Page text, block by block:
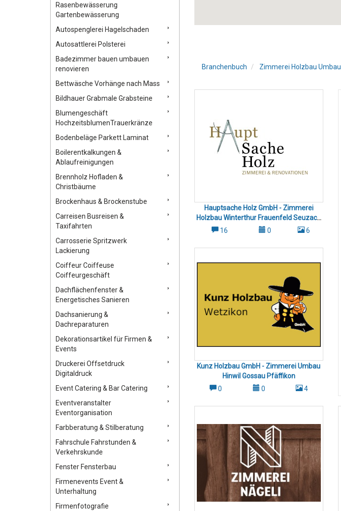
Branchenbuch Zimmerei Holzbau Umbau
Hauptsache Holz GmbH - Zimmerei
Holzbau Winterthur Frauenfeld Seuzach
Umg.
16 0 6
Kunz Holzbau GmbH - Zimmerei Umbau
Hinwil Gossau Pfäffikon
0
0 4
Rasenbewässerung
Gartenbewässerung
Autospenglerei Hagelschaden
Autosattlerei Polsterei
Badezimmer bauen umbauen
renovieren
Bettwäsche Vorhänge nach Mass
Bildhauer Grabmale Grabsteine
Blumengeschäft
HochzeitsblumenTrauerkränze
Bodenbeläge Parkett Laminat
Boilerentkalkungen &
Ablaufreinigungen
Brennholz Hofladen &
Christbäume
Brockenhaus & Brockenstube
Carreisen Busreisen &
Taxifahrten
Carrosserie Spritzwerk
Lackierung
Coiffeur Coiffeuse
Coiffeurgeschäft
Dachflächenfenster &
Energetisches Sanieren
Dachsanierung &
Dachreparaturen
Dekorationsartikel für Firmen &
Events
Druckerei Offsetdruck
Digitaldruck
Event Catering & Bar Catering
Eventveranstalter
Eventorganisation
Farbberatung & Stilberatung
Fahrschule Fahrstunden &
Verkehrskunde
Fenster Fensterbau
Firmenevents Event &
Unterhaltung
Firmenfotografie